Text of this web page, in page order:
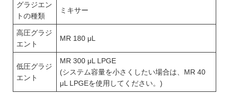
グラジエン
トの種類
ミキサー
高圧グラジ
エント
MR 180 μL
低圧グラジ
エント
MR 300 μL LPGE
(システム容量を小さくしたい場合は、MR 40
μL LPGEを使用してください。)